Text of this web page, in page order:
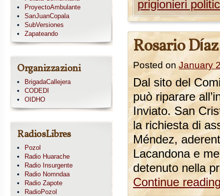
prigionieri
Rosario
Posted on January
Dal sito del
può riparare
Inviato. San
la richiesta di
Méndez,
Lacandona e
detenuto nella
Continue
ProyectoAmbulante
SanJuanCopala
SubVersiones
Zapateando
Organizzazioni
BrigadaCallejera
CODEDI
OIDHO
RadiosLibres
Pozol
Radio Huarache
Radio Insurgente
Radio Nomndaa
Radio Zapote
RadioPozol